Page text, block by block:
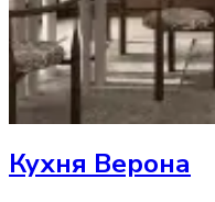
Кухня Верона